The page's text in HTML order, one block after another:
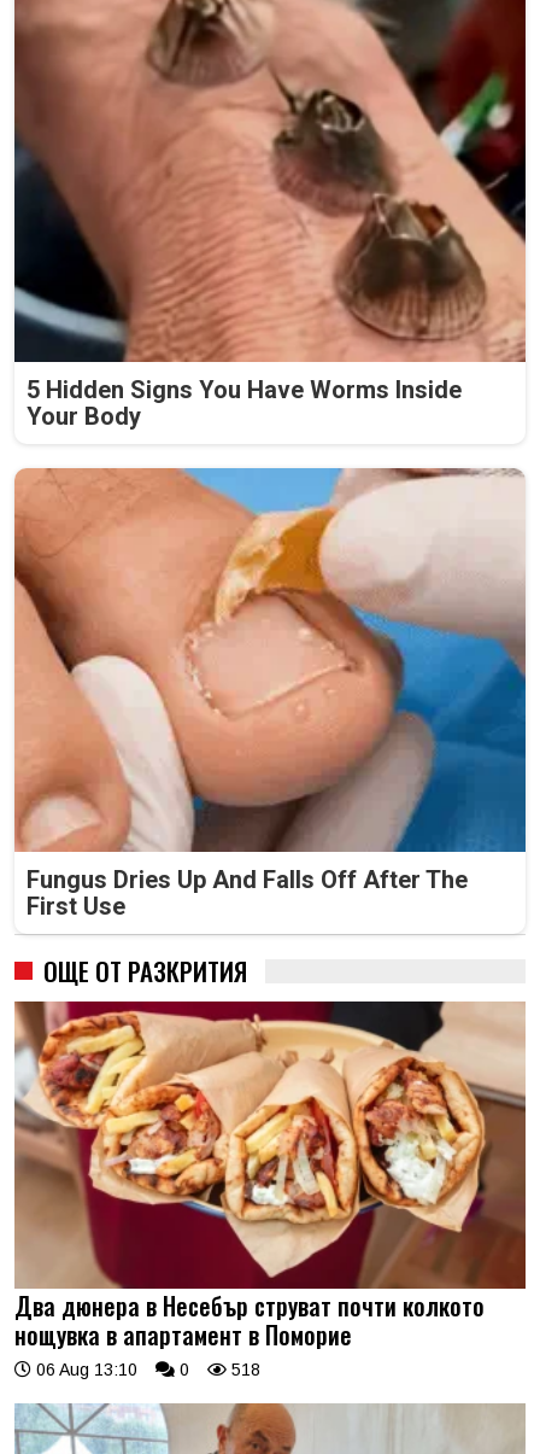
5 Hidden Signs You Have Worms Inside
Your Body
Fungus Dries Up And Falls Off After The
First Use
ОЩЕ ОТ РАЗКРИТИЯ
Два дюнера в Несебър струват почти колкото
нощувка в апартамент в Поморие
06 Aug 13:10 0 518